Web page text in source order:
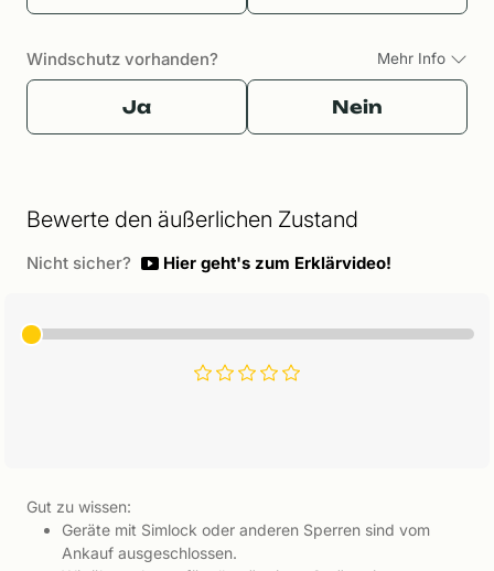
Windschutz vorhanden? Mehr Info
Ja Nein
Bewerte den äußerlichen Zustand
Nicht sicher? Hier geht's zum Erklärvideo!
Gut zu wissen:
Geräte mit Simlock oder anderen Sperren sind vom
Ankauf ausgeschlossen.